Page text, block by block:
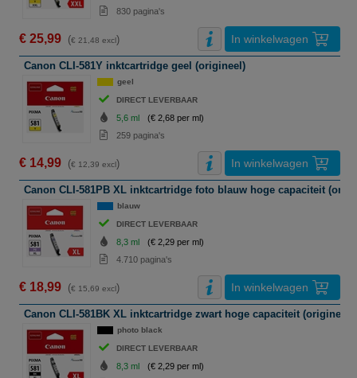
830 pagina's
€ 25,99 (€ 21,48 excl) In winkelwagen
Canon CLI-581Y inktcartridge geel (origineel)
geel
DIRECT LEVERBAAR
5,6 ml
(€ 2,68 per ml)
259 pagina's
€ 14,99 (€ 12,39 excl) In winkelwagen
Canon CLI-581PB XL inktcartridge foto blauw hoge capaciteit
blauw
DIRECT LEVERBAAR
8,3 ml
(€ 2,29 per ml)
4.710 pagina's
€ 18,99 (€ 15,69 excl) In winkelwagen
Canon CLI-581BK XL inktcartridge zwart hoge capaciteit (origineel)
photo black
DIRECT LEVERBAAR
8,3 ml
(€ 2,29 per ml)